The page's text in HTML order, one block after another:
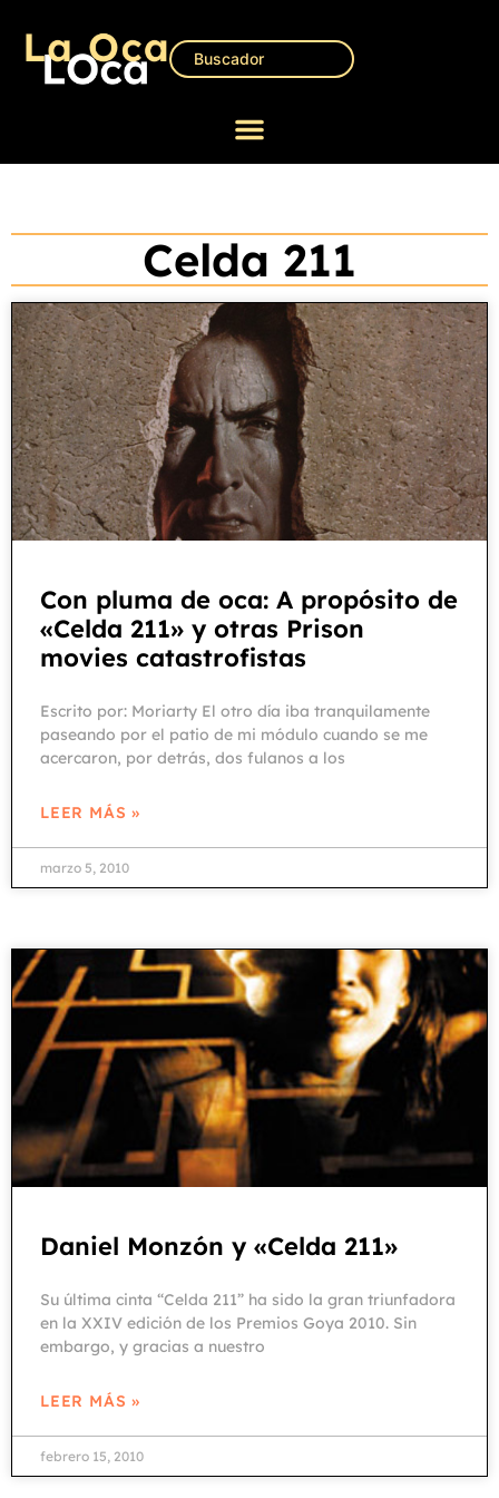
Celda 211
Con pluma de oca: A propósito de
«Celda 211» y otras Prison
movies catastrofistas
Escrito por: Moriarty El otro día iba tranquilamente
paseando por el patio de mi módulo cuando se me
acercaron, por detrás, dos fulanos a los
LEER MÁS »
marzo 5, 2010
Daniel Monzón y «Celda 211»
Su última cinta “Celda 211” ha sido la gran triunfadora
en la XXIV edición de los Premios Goya 2010. Sin
embargo, y gracias a nuestro
LEER MÁS »
febrero 15, 2010